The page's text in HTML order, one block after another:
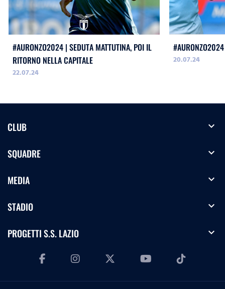
#AURONZO2024 | SEDUTA MATTUTINA, POI IL
RITORNO NELLA CAPITALE
22.07.24
20.07.24
CLUB expand_more
SQUADRE expand_more
MEDIA expand_more
STADIO expand_more
PROGETTI S.S. LAZIO expand_more